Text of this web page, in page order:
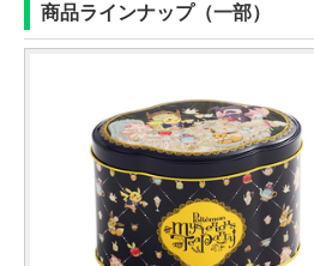
商品ラインナップ（一部）